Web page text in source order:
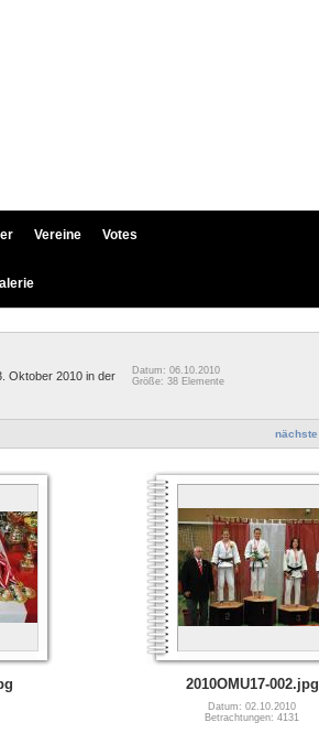
Vereine Votes
Oktober 2010 in der
Datum: 06.10.2010
Größe: 38 Elemente
nächste
2010OMU17-002.jpg
Datum: 02.10.2010
Betrachtungen: 4131